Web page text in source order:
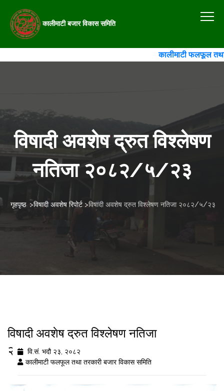
कालीमाटी बजार विकास समिति
कालीमाटी फलफूल तथा
विषादी अवशेष द्रुत विश्लेषण
नतिजा २०८२/५/२३
गृहपृष्ठ >विषादी अवशेष रिपोर्ट>विषादी अवशेष द्रुत विश्लेषण नतिजा २०८२/५/२३
विषादी अवशेष द्रुत विश्लेषण नतिजा
२०८२/५/२३
वि.सं. भदौ २३, २०८२
कालीमाटी फलफूल तथा तरकारी बजार विकास समिति